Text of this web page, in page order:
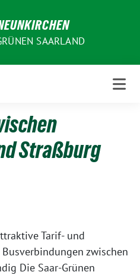
SAARLAND
Straßburg
Tarif- und
zwischen
Die Saar-Grünen